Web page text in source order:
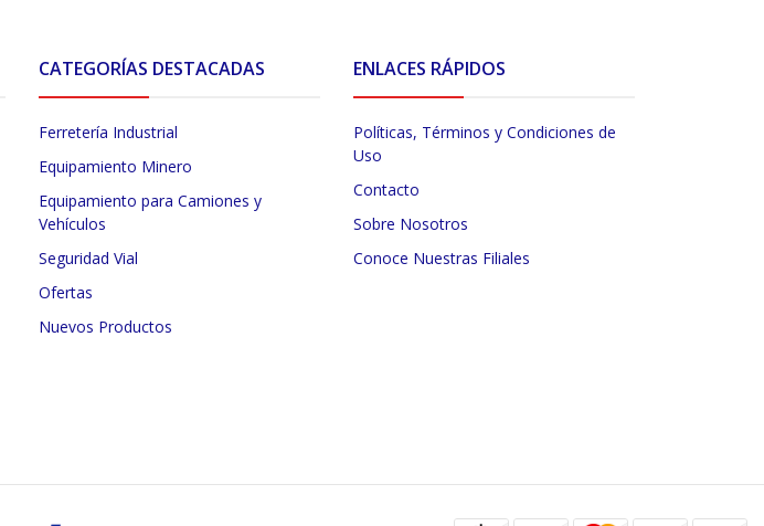
CATEGORÍAS DESTACADAS
Ferretería Industrial
Equipamiento Minero
Equipamiento para Camiones y
Vehículos
Seguridad Vial
Ofertas
Nuevos Productos
ENLACES RÁPIDOS
Políticas, Términos y Condiciones de
Uso
Contacto
Sobre Nosotros
Conoce Nuestras Filiales